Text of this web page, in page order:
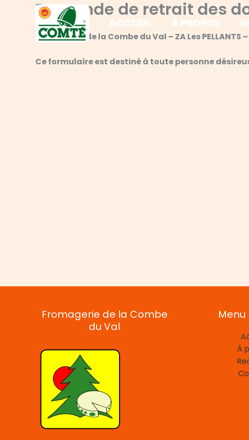
ACCUEIL À PROPOS
Demande de retrait des
Fromagerie de la Combe du Val – ZA Les
Ce formulaire est destiné à toute personne
Fromagerie de la Combe
du Val
À